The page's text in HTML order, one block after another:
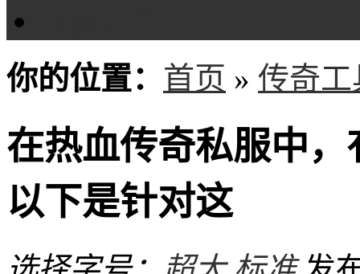
你的位置： 首页 » 传奇工
在热血传奇私服中
以下是针对这